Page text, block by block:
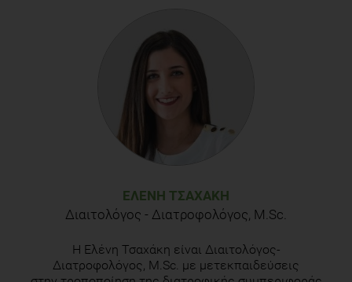
know-nutrition-facts-label [Accessed 29 Mar. 2018]
Sievenpiper, J. L., de Souza, R. J., & Jenkins, D. J. (2012).
Sugar: fruit fructose is still healthy.
Slavin, J. L., & Lloyd, B. (2012). Health Benefits of Fruits and
Advances in Nutrition ,3
to sugars, insulin resistance and diabetes.
of Nutrition
(Suppl 2), 17–23.
ΕΛΈΝΗ ΤΣΑΧΆΚΗ
Διαιτολόγος - Διατροφολόγος, M.Sc.
Η Ελένη Τσαχάκη είναι Διαιτολόγος-
Διατροφολόγος, M.Sc. με μετεκπαιδεύσεις